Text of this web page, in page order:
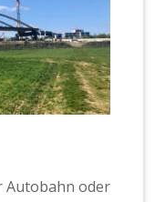
Autobahn oder